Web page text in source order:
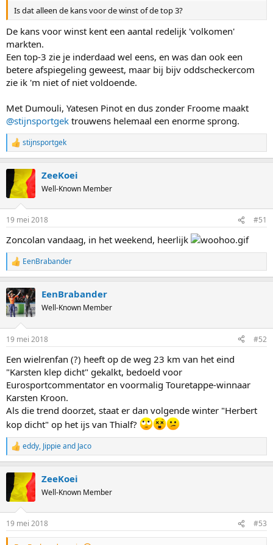
Is dat alleen de kans voor de winst of de top 3?
De kans voor winst kent een aantal redelijk 'volkomen'
markten.
Een top-3 zie je inderdaad wel eens, en was dan ook een
betere afspiegeling geweest, maar bij bijv oddscheckercom
zie ik 'm niet of niet voldoende.
Met Dumouli, Yatesen Pinot en dus zonder Froome maakt
@stijnsportgek trouwens helemaal een enorme sprong.
R
e
t
i
s
stijnsportgek
ZeeKoei
Well-Known Member
19 mei 2018 #51
Zoncolan vandaag, in het weekend, heerlijk
R
e
c
t
i
s
EenBrabander
EenBrabander
Well-Known Member
19 mei 2018 #52
Een wielrenfan (?) heeft op de weg 23 km van het eind
"Karsten klep dicht" gekalkt, bedoeld voor
Eurosportcommentator en voormalig Touretappe-winnaar
Karsten Kroon.
Als die trend doorzet, staat er dan volgende winter "Herbert
kop dicht" op het ijs van Thialf?
R
e
t
i
s
:
eddy, Jippieand Jaco
ZeeKoei
Well-Known Member
19 mei 2018 #53